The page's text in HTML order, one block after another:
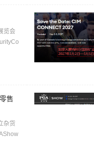
览会
售
杂货